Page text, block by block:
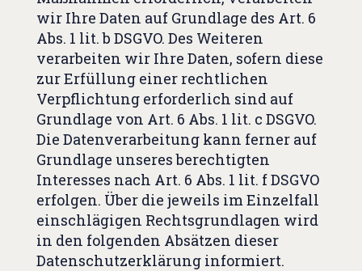
wir Ihre Daten auf Grundlage des Art. 6
Abs. 1 lit. b DSGVO. Des Weiteren
verarbeiten wir Ihre Daten, sofern diese
zur Erfüllung einer rechtlichen
Verpflichtung erforderlich sind auf
Grundlage von Art. 6 Abs. 1 lit. c DSGVO.
Die Datenverarbeitung kann ferner auf
Grundlage unseres berechtigten
Interesses nach Art. 6 Abs. 1 lit. f DSGVO
erfolgen. Über die jeweils im Einzelfall
einschlägigen Rechtsgrundlagen wird
in den folgenden Absätzen dieser
Datenschutzerklärung informiert.